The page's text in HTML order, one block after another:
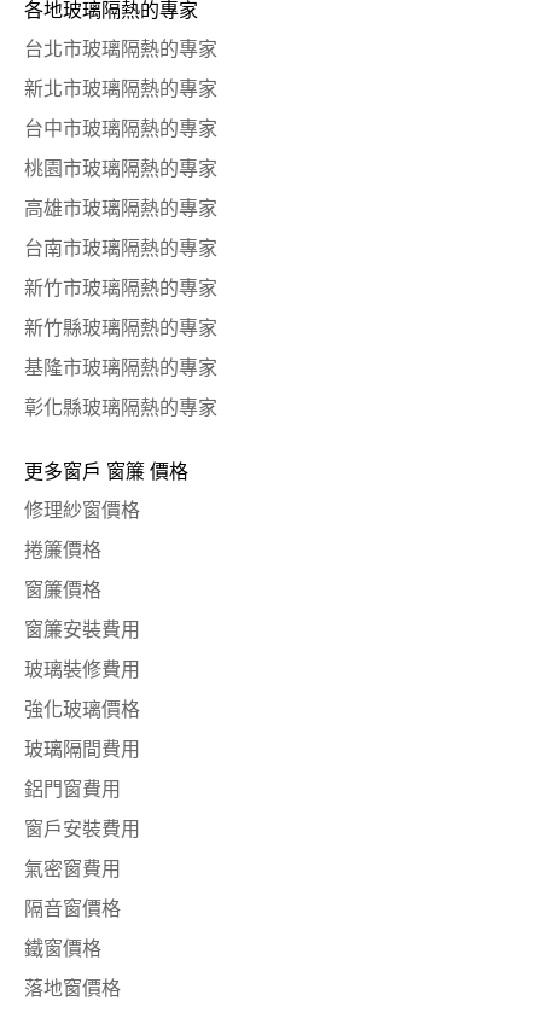
各地玻璃隔熱的專家
台北市玻璃隔熱的專家
新北市玻璃隔熱的專家
台中市玻璃隔熱的專家
桃園市玻璃隔熱的專家
高雄市玻璃隔熱的專家
台南市玻璃隔熱的專家
新竹市玻璃隔熱的專家
新竹縣玻璃隔熱的專家
基隆市玻璃隔熱的專家
彰化縣玻璃隔熱的專家
更多窗戶 窗簾 價格
修理紗窗價格
捲簾價格
窗簾價格
窗簾安裝費用
玻璃裝修費用
強化玻璃價格
玻璃隔間費用
鋁門窗費用
窗戶安裝費用
氣密窗費用
隔音窗價格
鐵窗價格
落地窗價格